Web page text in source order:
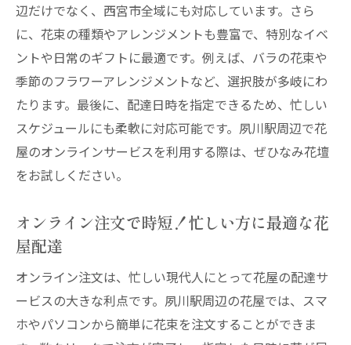
辺だけでなく、西宮市全域にも対応しています。さら
に、花束の種類やアレンジメントも豊富で、特別なイベ
ントや日常のギフトに最適です。例えば、バラの花束や
季節のフラワーアレンジメントなど、選択肢が多岐にわ
たります。最後に、配達日時を指定できるため、忙しい
スケジュールにも柔軟に対応可能です。夙川駅周辺で花
屋のオンラインサービスを利用する際は、ぜひなみ花壇
をお試しください。
オンライン注文で時短！忙しい方に最適な花
屋配達
オンライン注文は、忙しい現代人にとって花屋の配達サ
ービスの大きな利点です。夙川駅周辺の花屋では、スマ
ホやパソコンから簡単に花束を注文することができま